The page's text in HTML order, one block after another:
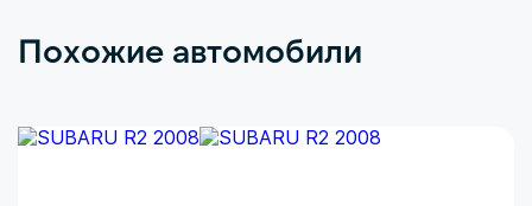
Здесь больше доминирует чувство безумного
Похожие автомобили